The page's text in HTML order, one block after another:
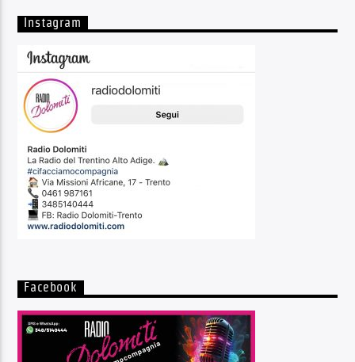
Instagram
Facebook